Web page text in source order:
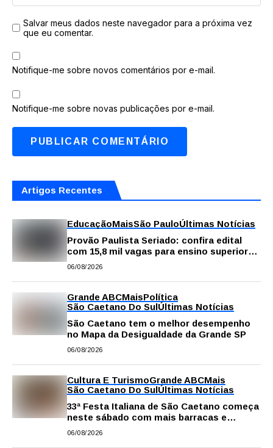
Salvar meus dados neste navegador para a próxima vez
que eu comentar.
Notifique-me sobre novos comentários por e-mail.
Notifique-me sobre novas publicações por e-mail.
Artigos Recentes
EducaçãoMaisSão PauloÚltimas Notícias
Provão Paulista Seriado: confira edital
com 15,8 mil vagas para ensino superior
público
06/08/2026
Grande ABCMaisPolítica
São Caetano Do SulÚltimas Notícias
São Caetano tem o melhor desempenho
no Mapa da Desigualdade da Grande SP
06/08/2026
Cultura E TurismoGrande ABCMais
São Caetano Do SulÚltimas Notícias
33ª Festa Italiana de São Caetano começa
neste sábado com mais barracas e
novidades em decoração e atrações
06/08/2026